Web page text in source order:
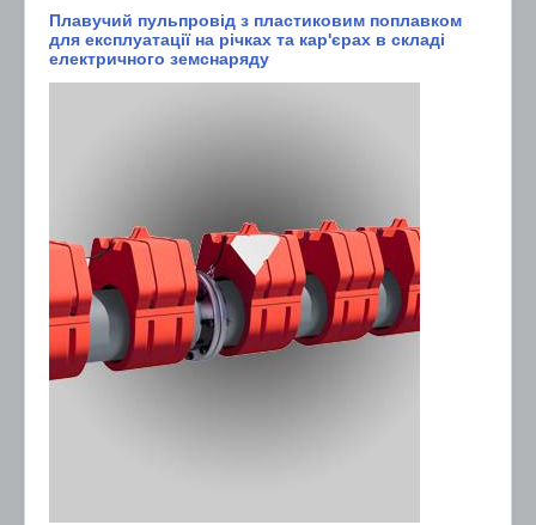
Плавучий пульпровід з пластиковим поплавком
для експлуатації на річках та кар'єрах в складі
електричного земснаряду